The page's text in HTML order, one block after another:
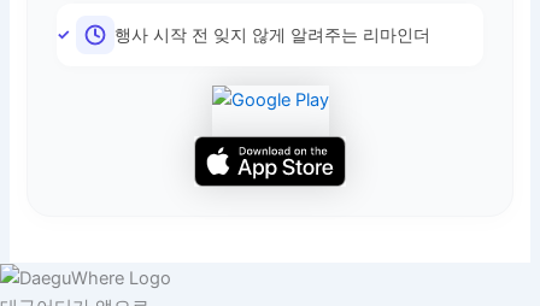
행사 시작 전 잊지 않게 알려주는 리마인더